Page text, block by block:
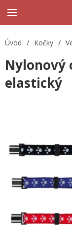
Úvod / Kočky /
Nylonový
elastický